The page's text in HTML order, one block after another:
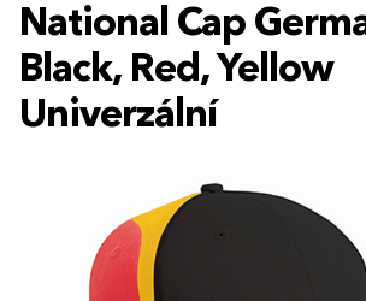
National Cap
Black, Red, Yellow
Univerzální